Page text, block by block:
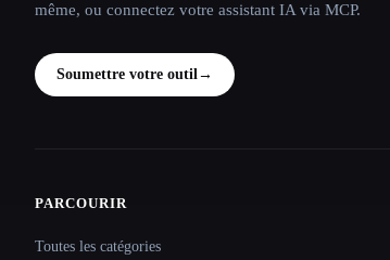
même, ou connectez votre assistant IA via MCP.
Soumettre votre outil→
Site navigation
PARCOURIR
Toutes les catégories